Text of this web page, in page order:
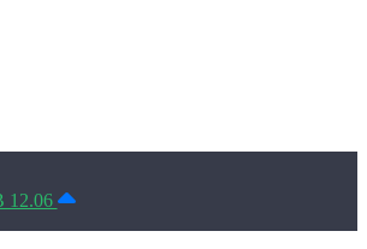
12.06